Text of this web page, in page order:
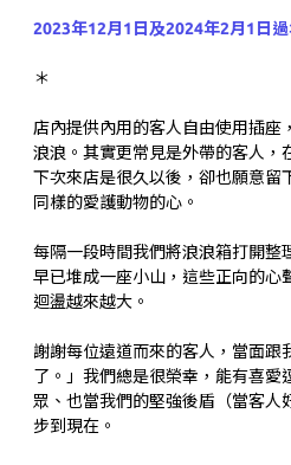
2023年12月1日及2024年2月1日過
＊
店內提供內用的客人自由使用插座
浪浪。其實更常見是外帶的客人，
下次來店是很久以後，卻也願意留
同樣的愛護動物的心。
每隔一段時間我們將浪浪箱打開整
早已堆成一座小山，這些正向的心
迴盪越來越大。
謝謝每位遠道而來的客人，當面跟
了。」我們總是很榮幸，能有喜愛
眾、也當我們的堅強後盾（當客人
步到現在。